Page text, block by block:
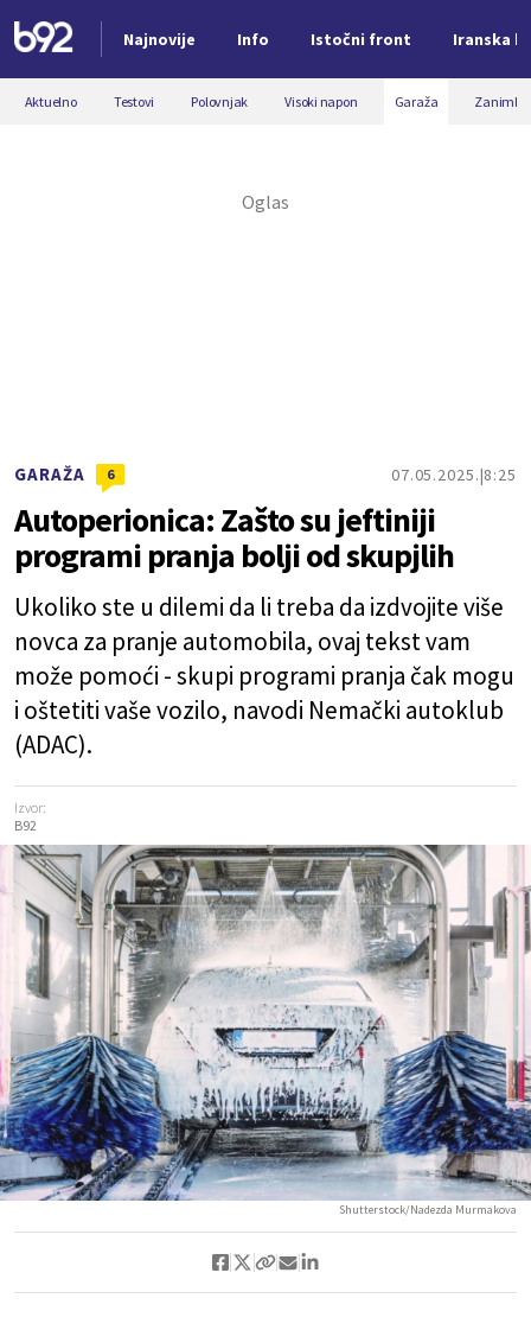
Najnovije Info Istočni front Iranska
Nova vest
Aktuelno Testovi Polovnjak Visoki napon Garaža
GARAŽA 6 07.05.2025. 8:25
Autoperionica: Zašto su jeftiniji
programi pranja bolji od skupjlih
Ukoliko ste u dilemi da li treba da izdvojite više
novca za pranje automobila, ovaj tekst vam
može pomoći - skupi programi pranja čak mogu
i oštetiti vaše vozilo, navodi Nemački autoklub
(ADAC).
Izvor:
B92
Shutterstock/Nadezda Murmakova